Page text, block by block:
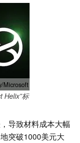
Helix”标
导致材料成本大幅
突破1000美元大